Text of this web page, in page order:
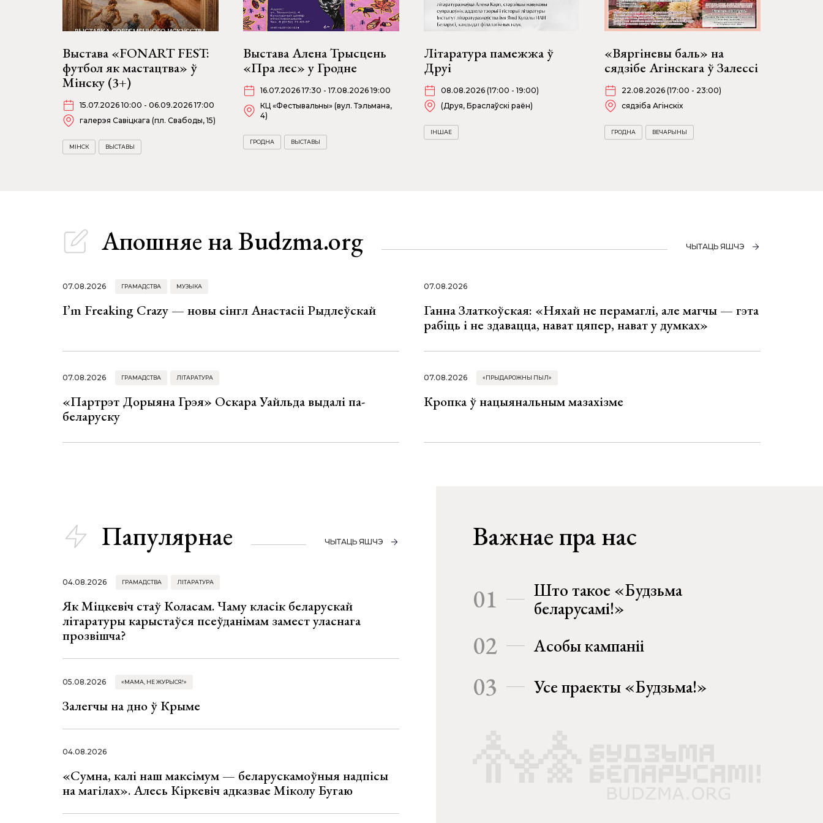
Выстава «FONART FEST:
футбол як мастацтва» ў
Мінску (3+)
15.07.2026 10:00 - 06.09.2026 17:00
галерэя Савіцкага (пл. Свабоды, 15)
МІНСК ВЫСТАВЫ
Выстава Алена Трысцень
«Пра лес» у Гродне
16.07.2026 17:30 - 17.08.2026 19:00
КЦ «Фестывальны» (вул. Тэльмана,
4)
ГРОДНА ВЫСТАВЫ
Літаратура памежжа ў
Друі
08.08.2026 (17:00 - 19:00)
(Друя, Браслаўскі раён)
ІНШАЕ
«Вяргіневы баль» на
сядзібе Агінскага ў Залессі
22.08.2026 (17:00 - 23:00)
сядзіба Агінскіх
ГРОДНА ВЕЧАРЫНЫ
Апошняе на Budzma.org ЧЫТАЦЬ ЯШЧЭ
07.08.2026 ГРАМАДСТВА МУЗЫКА
I’m Freaking Crazy — новы сінгл Анастасіі Рыдлеўскай
07.08.2026
Ганна Златкоўская: «Няхай не перамаглі, але магчы — гэта
рабіць і не здавацца, нават цяпер, нават у думках»
07.08.2026 ГРАМАДСТВА ЛІТАРАТУРА
«Партрэт Дорыяна Грэя» Оскара Уайльда выдалі па-
беларуску
07.08.2026 «ПРЫДАРОЖНЫ ПЫЛ»
Кропка ў нацыянальным мазахізме
Папулярнае ЧЫТАЦЬ ЯШЧЭ
04.08.2026 ГРАМАДСТВА ЛІТАРАТУРА
Як Міцкевіч стаў Коласам. Чаму класік беларускай
літаратуры карыстаўся псеўданімам замест уласнага
прозвішча?
05.08.2026 «МАМА, НЕ ЖУРЫСЯ!»
Залегчы на дно ў Крыме
04.08.2026
«Сумна, калі наш максімум — беларускамоўныя надпісы
на магілах». Алесь Кіркевіч адказвае Міколу Бугаю
Важнае пра нас
01
Што такое «Будзьма
беларусамі!»
02 Асобы кампаніі
03 Усе праекты «Будзьма!»